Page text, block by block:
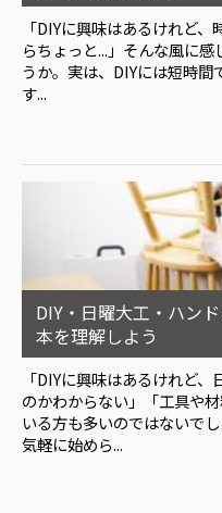
「DIYに興味はあるけれど
らちょっと...」そんな風に
うか。実は、DIYには短時
す...
DIY・日曜大工・ハン
本を理解しよう
「DIYに興味はあるけれど
のかわからない」「工具や
いる方も多いのではないで
気軽に始めら...